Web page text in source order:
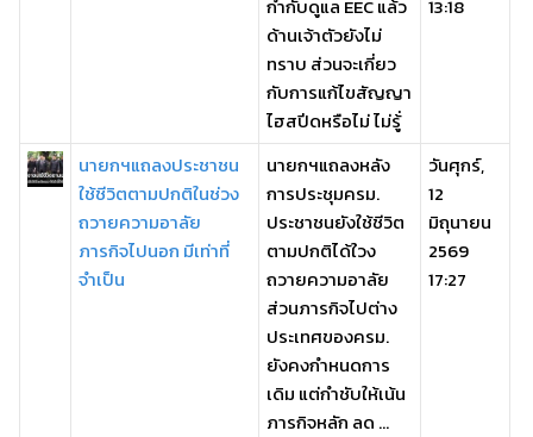
กำกับดูแล EEC แล้ว
ด้านเจ้าตัวยังไม่
ทราบ ส่วนจะเกี่ยว
กับการแก้ไขสัญญา
ไฮสปีดหรือไม่ ไม่รู้่
13:18
นายกฯแถลงประชาชน
ใช้ชีวิตตามปกติในช่วง
ถวายความอาลัย
ภารกิจไปนอก มีเท่าที่
จำเป็น
นายกฯแถลงหลัง
การประชุมครม.
ประชาชนยังใช้ชีวิต
ตามปกติได้ใ่วง
ถวายความอาลัย
ส่วนภารกิจไปต่าง
ประเทศของครม.
ยังคงกำหนดการ
เดิม แต่กำชับให้เน้น
ภารกิจหลัก ลด ...
วันศุกร์,
12
มิถุนายน
2569
17:27